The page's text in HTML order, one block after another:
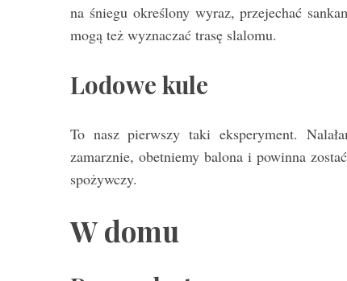
na śniegu określony wyraz, przejechać
mogą też wyznaczać trasę slalomu.
Lodowe kule
To nasz pierwszy taki eksperyment.
zamarznie, obetniemy balona i powinna
spożywczy.
W domu